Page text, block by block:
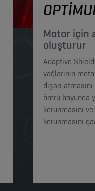
Motor için
oluşturur​​​
Adaptive
yağlarının
dışarı
ömrü boyunca
korunmasını
korunmasını